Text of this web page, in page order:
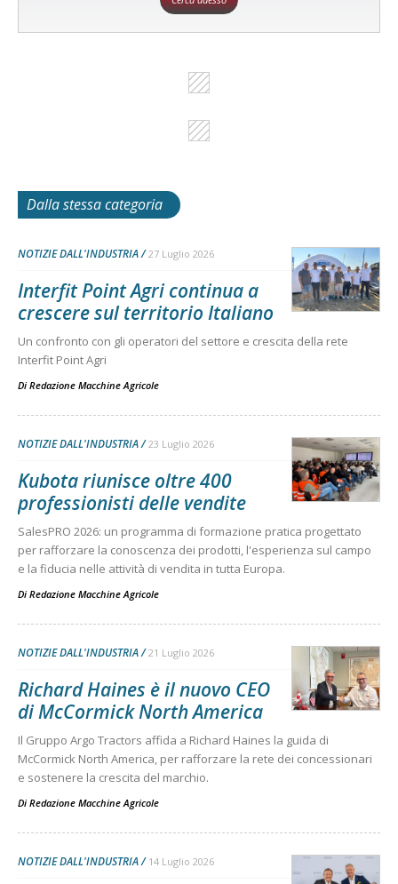
Dalla stessa categoria
NOTIZIE DALL'INDUSTRIA 27 Luglio 2026
Interfit Point Agri continua a
crescere sul territorio Italiano
Un confronto con gli operatori del settore e crescita della rete
Interfit Point Agri
Di Redazione Macchine Agricole
NOTIZIE DALL'INDUSTRIA 23 Luglio 2026
Kubota riunisce oltre 400
professionisti delle vendite
SalesPRO 2026: un programma di formazione pratica progettato
per rafforzare la conoscenza dei prodotti, l'esperienza sul campo
e la fiducia nelle attività di vendita in tutta Europa.
Di Redazione Macchine Agricole
NOTIZIE DALL'INDUSTRIA 21 Luglio 2026
Richard Haines è il nuovo CEO
di McCormick North America
Il Gruppo Argo Tractors affida a Richard Haines la guida di
McCormick North America, per rafforzare la rete dei concessionari
e sostenere la crescita del marchio.
Di Redazione Macchine Agricole
NOTIZIE DALL'INDUSTRIA 14 Luglio 2026